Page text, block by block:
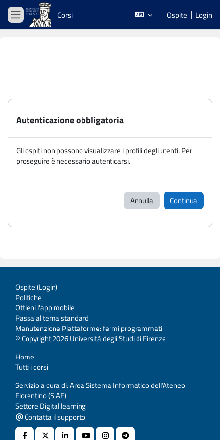
Vai al contenuto principale
Pannello laterale
Corsi Ospite Login
Autenticazione obbligatoria
Gli ospiti non possono visualizzare i profili degli utenti. Per
proseguire è necessario autenticarsi.
Annulla Continua
Ospite (Login)
Politiche
Ottieni l'app mobile
Passa al tema standard
Manutenzione Piattaforme: fermi programmati
© Copyright 2026 Università degli Studi di Firenze
Home
Tutti i corsi
Servizio a cura di: Area Sistema Informatico dell’Ateneo
Fiorentino (SIAF)
Settore Digital learning
Contatta il supporto